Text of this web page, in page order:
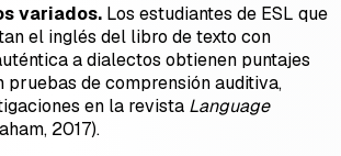
variados. Los estudiantes de ESL que
el inglés del libro de texto con
a dialectos obtienen puntajes
pruebas de comprensión auditiva,
en la revista Language
2017).